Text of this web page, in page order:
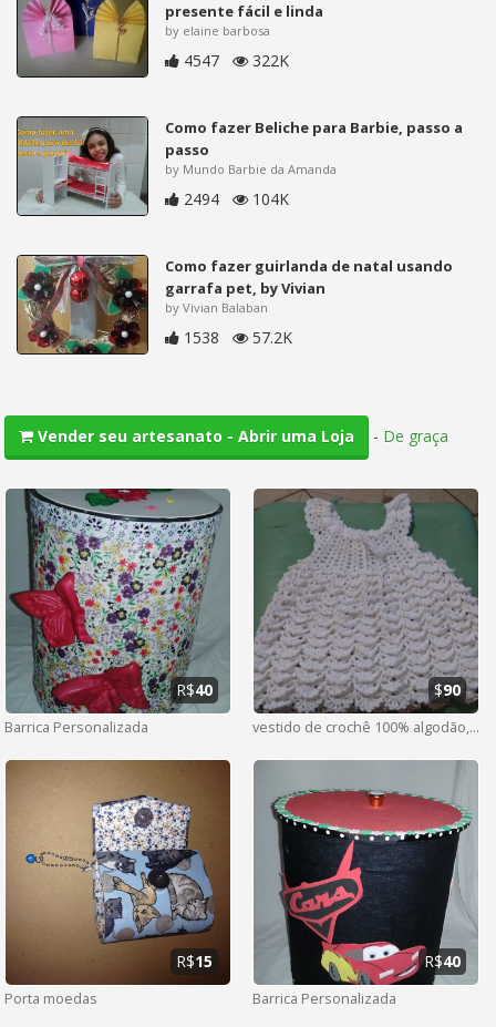
presente fácil e linda
by elaine barbosa
4547 322K
Como fazer Beliche para Barbie, passo a
passo
by Mundo Barbie da Amanda
2494 104K
Como fazer guirlanda de natal usando
garrafa pet, by Vivian
by Vivian Balaban
1538 57.2K
Vender seu artesanato - Abrir uma Loja - De graça
Barrica Personalizada
R$40
vestido de crochê 100% algodão,branco.
$90
Porta moedas
R$15
Barrica Personalizada
R$40